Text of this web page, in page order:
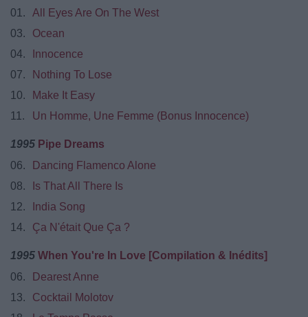
01.
All Eyes Are On The West
03.
Ocean
04.
Innocence
07.
Nothing To Lose
10.
Make It Easy
11.
Un Homme, Une Femme (Bonus Innocence)
1995 Pipe Dreams
06.
Dancing Flamenco Alone
08.
Is That All There Is
12.
India Song
14.
Ça N'était Que Ça ?
1995 When You're In Love [Compilation & Inédits]
06.
Dearest Anne
13.
Cocktail Molotov